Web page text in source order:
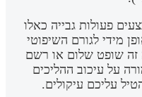
פעולות גבייה כאלו
מידי לגורם השיפוטי
זה שופט שלום או רשם
על עיכוב ההליכים
עליכם עיקולים.